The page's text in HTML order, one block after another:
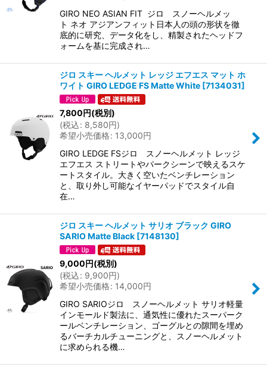
GIRO NEO ASIAN FIT ジロ スノーヘルメッ
ト ネオ アジアンフィット日本人の頭の形状を徹
底的に研究、データ化をし、精製されたヘッドフ
ォームを基に完成され…
ジロ スキー ヘルメット レッジ エフエス マット ホ
ワイト GIRO LEDGE FS Matte White [7134031]
7,800円(税別)
(税込: 8,580円)
希望小売価格: 13,000円
GIRO LEDGE FSジロ スノーヘルメット レッジ
エフエス ストリートやパークシーンで映えるスケ
ートスタイル。大きく空いたベンチレーション
と、取り外し可能なイヤーパッドでスタイル自
在…
ジロ スキー ヘルメット サリオ ブラック GIRO
SARIO Matte Black [7148130]
9,000円(税別)
(税込: 9,900円)
希望小売価格: 14,000円
GIRO SARIOジロ スノーヘルメット サリオ軽量
インモールド製法に、通気性に優れたスーパーク
ールベンチレーション、ゴーグルとの隙間を埋め
るバーチカルチューニングと、スノーヘルメット
に求められる機…